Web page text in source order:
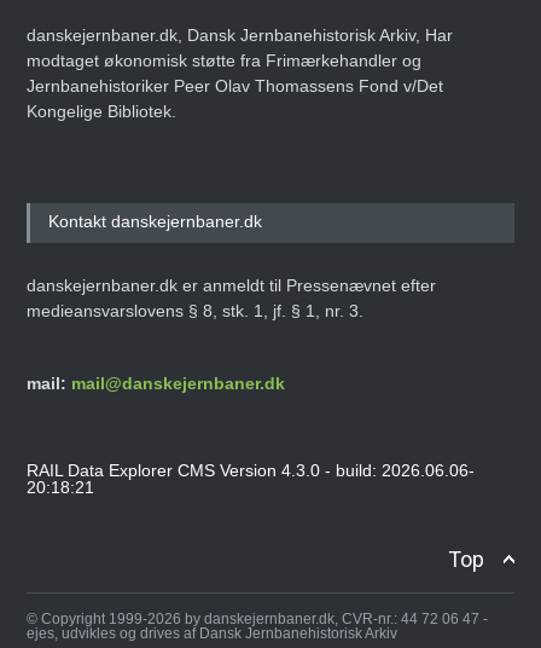
danskejernbaner.dk, Dansk Jernbanehistorisk Arkiv, Har
modtaget økonomisk støtte fra Frimærkehandler og
Jernbanehistoriker Peer Olav Thomassens Fond v/Det
Kongelige Bibliotek.
Kontakt danskejernbaner.dk
danskejernbaner.dk er anmeldt til Pressenævnet efter
medieansvarslovens § 8, stk. 1, jf. § 1, nr. 3.
mail: mail@danskejernbaner.dk
RAIL Data Explorer CMS Version 4.3.0 - build: 2026.06.06-
20:18:21
Top
© Copyright 1999-2026 by danskejernbaner.dk, CVR-nr.: 44 72 06 47 -
ejes, udvikles og drives af Dansk Jernbanehistorisk Arkiv